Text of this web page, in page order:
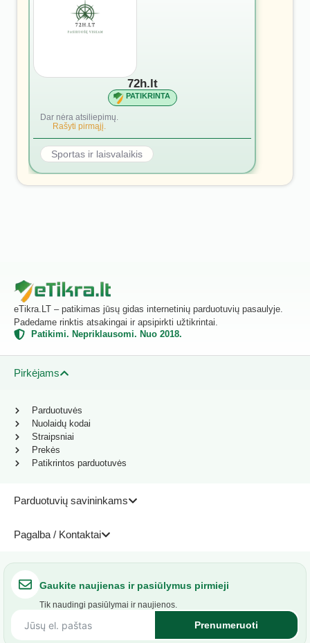
72h.lt
PATIKRINTA
Dar nėra atsiliepimų.
Rašyti pirmąjį.
Sportas ir laisvalaikis
eTikra.LT – patikimas jūsų gidas internetinių parduotuvių pasaulyje.
Padedame rinktis atsakingai ir apsipirkti užtikrintai.
Patikimi. Nepriklausomi. Nuo 2018.
Pirkėjams
Parduotuvių savininkams
Pagalba / Kontaktai
Parduotuvės
Nuolaidų kodai
Straipsniai
Prekės
Patikrintos parduotuvės
Gaukite naujienas ir pasiūlymus pirmieji
Tik naudingi pasiūlymai ir naujienos.
Prenumeruoti